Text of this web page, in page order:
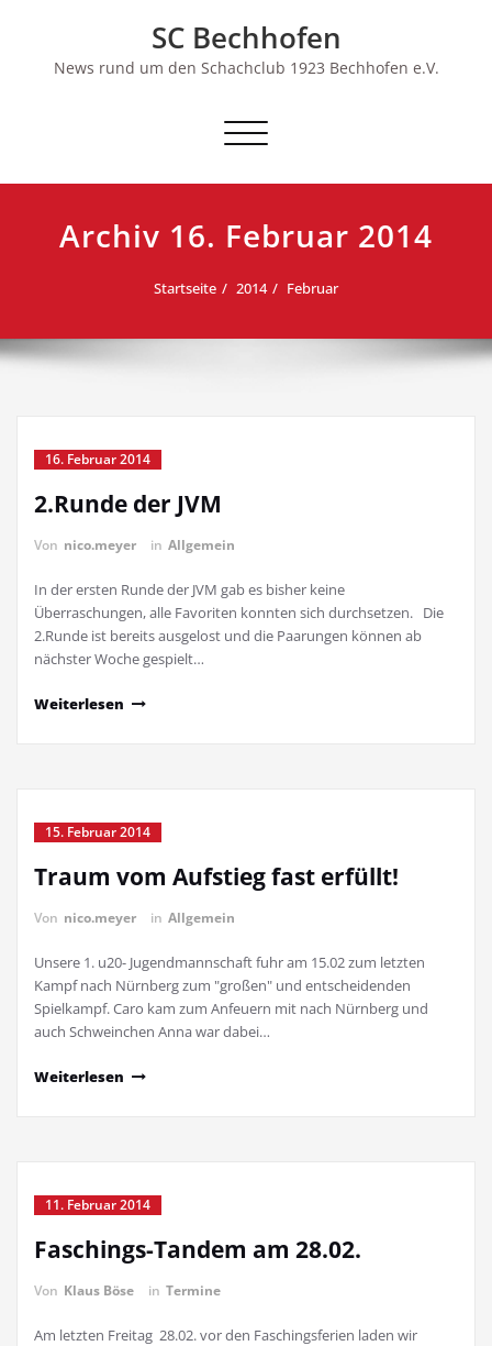
SC Bechhofen
News rund um den Schachclub 1923 Bechhofen e.V.
Schalte
Archiv 16. Februar 2014
Startseite 2014 Februar
16. Februar 2014
2.Runde der JVM
Von nico.meyer in Allgemein
In der ersten Runde der JVM gab es bisher keine
Überraschungen, alle Favoriten konnten sich durchsetzen. Die
2.Runde ist bereits ausgelost und die Paarungen können ab
nächster Woche gespielt…
Weiterlesen
15. Februar 2014
Traum vom Aufstieg fast erfüllt!
Von nico.meyer in Allgemein
Unsere 1. u20- Jugendmannschaft fuhr am 15.02 zum letzten
Kampf nach Nürnberg zum "großen" und entscheidenden
Spielkampf. Caro kam zum Anfeuern mit nach Nürnberg und
auch Schweinchen Anna war dabei…
Weiterlesen
11. Februar 2014
Faschings-Tandem am 28.02.
Von Klaus Böse in Termine
Am letzten Freitag 28.02. vor den Faschingsferien laden wir